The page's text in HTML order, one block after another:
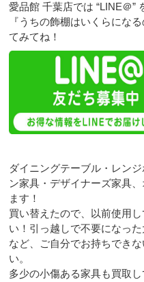
愛品館 千葉店では “LINE＠”
『うちの飾棚はいくらにな
てみてね！
ダイニングテーブル・レン
ン家具・デザイナーズ家具
ます！
買い替えたので、以前使用
い！引っ越しで不要になっ
など、ご自分でお持ちでき
い。
多少の小傷ある家具も買取